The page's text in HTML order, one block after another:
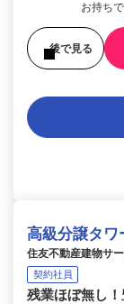
お持ち
後で見る
高級分譲タワ
住友不動産建物サ
契約社員
残業ほぼ無し